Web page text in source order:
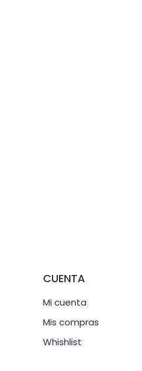
CUENTA
Mi cuenta
Mis compras
Whishlist